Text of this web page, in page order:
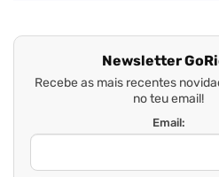
Newsletter
Recebe as mais recentes
no teu email!
Email: